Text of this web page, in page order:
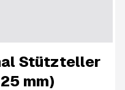
Stützteller
mm)